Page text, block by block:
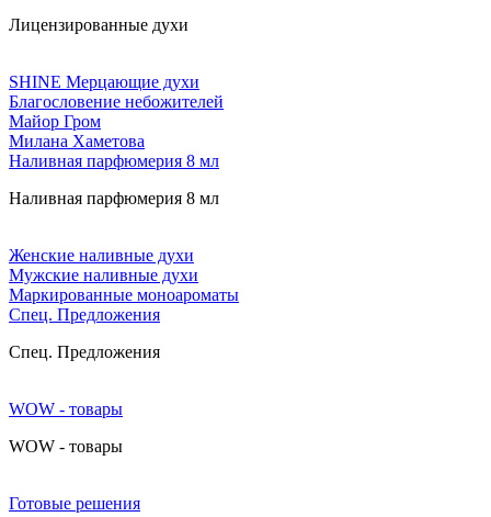
Лицензированные духи
SHINE Мерцающие духи
Благословение небожителей
Майор Гром
Милана Хаметова
Наливная парфюмерия 8 мл
Наливная парфюмерия 8 мл
Женские наливные духи
Мужские наливные духи
Маркированные моноароматы
Cпец. Предложения
Cпец. Предложения
WOW - товары
WOW - товары
Готовые решения